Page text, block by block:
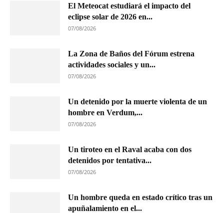
El Meteocat estudiará el impacto del
eclipse solar de 2026 en...
07/08/2026
La Zona de Baños del Fórum estrena
actividades sociales y un...
07/08/2026
Un detenido por la muerte violenta de un
hombre en Verdum,...
07/08/2026
Un tiroteo en el Raval acaba con dos
detenidos por tentativa...
07/08/2026
Un hombre queda en estado crítico tras un
apuñalamiento en el...